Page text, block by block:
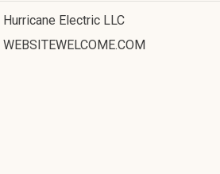
Hurricane Electric LLC
WEBSITEWELCOME.COM